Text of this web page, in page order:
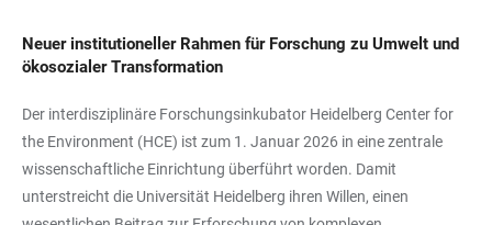
Neuer institutioneller Rahmen für Forschung zu Umwelt und
ökosozialer Transformation
Der interdisziplinäre Forschungsinkubator Heidelberg Center for
the Environment (HCE) ist zum 1. Januar 2026 in eine zentrale
wissenschaftliche Einrichtung überführt worden. Damit
unterstreicht die Universität Heidelberg ihren Willen, einen